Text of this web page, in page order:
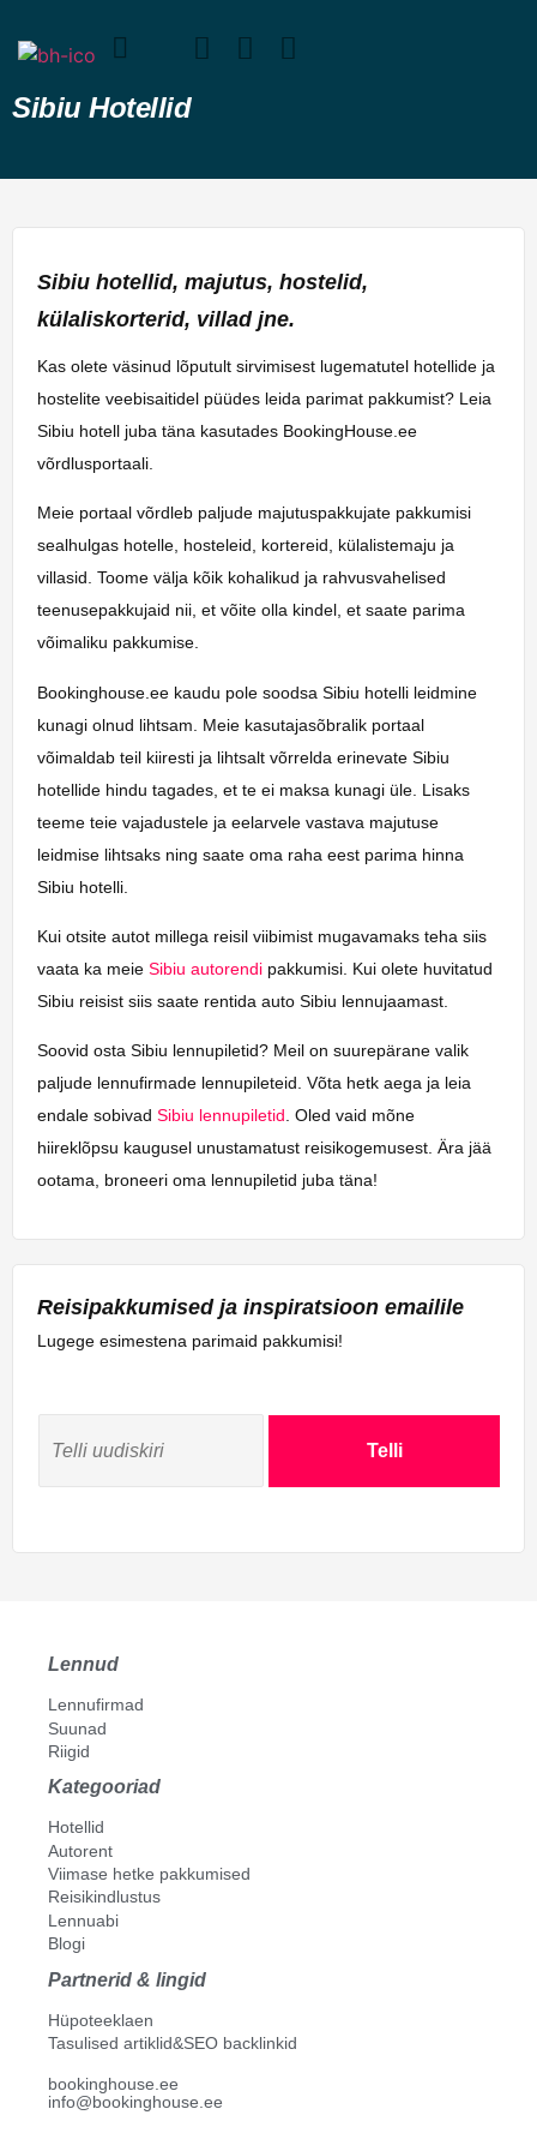
Sibiu Hotellid
Sibiu hotellid, majutus, hostelid,
külaliskorterid, villad jne.
Kas olete väsinud lõputult sirvimisest lugematutel hotellide ja
hostelite veebisaitidel püüdes leida parimat pakkumist? Leia
Sibiu hotell juba täna kasutades BookingHouse.ee
võrdlusportaali.
Meie portaal võrdleb paljude majutuspakkujate pakkumisi
sealhulgas hotelle, hosteleid, kortereid, külalistemaju ja
villasid. Toome välja kõik kohalikud ja rahvusvahelised
teenusepakkujaid nii, et võite olla kindel, et saate parima
võimaliku pakkumise.
Bookinghouse.ee kaudu pole soodsa Sibiu hotelli leidmine
kunagi olnud lihtsam. Meie kasutajasõbralik portaal
võimaldab teil kiiresti ja lihtsalt võrrelda erinevate Sibiu
hotellide hindu tagades, et te ei maksa kunagi üle. Lisaks
teeme teie vajadustele ja eelarvele vastava majutuse
leidmise lihtsaks ning saate oma raha eest parima hinna
Sibiu hotelli.
Kui otsite autot millega reisil viibimist mugavamaks teha siis
vaata ka meie Sibiu autorendi pakkumisi. Kui olete huvitatud
Sibiu reisist siis saate rentida auto Sibiu lennujaamast.
Soovid osta Sibiu lennupiletid? Meil on suurepärane valik
paljude lennufirmade lennupileteid. Võta hetk aega ja leia
endale sobivad Sibiu lennupiletid. Oled vaid mõne
hiireklõpsu kaugusel unustamatust reisikogemusest. Ära jää
ootama, broneeri oma lennupiletid juba täna!
Reisipakkumised ja inspiratsioon emailile
Lugege esimestena parimaid pakkumisi!
Telli
Lennud
Lennufirmad
Suunad
Riigid
Kategooriad
Hotellid
Autorent
Viimase hetke pakkumised
Reisikindlustus
Lennuabi
Blogi
Partnerid & lingid
Hüpoteeklaen
Tasulised artiklid&SEO backlinkid
bookinghouse.ee
info@bookinghouse.ee